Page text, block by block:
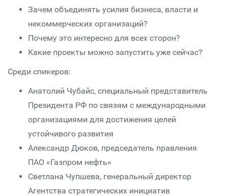
Зачем объединять усилия бизнеса, власти и
некоммерческих организаций?
Почему это интересно для всех сторон?
Какие проекты можно запустить уже сейчас?
Среди спикеров:
Анатолий Чубайс, специальный представитель
Президента РФ по связям с международными
организациями для достижения целей
устойчивого развития
Александр Дюков, председатель правления
ПАО «Газпром нефть»
Светлана Чупшева, генеральный директор
Агентства стратегических инициатив